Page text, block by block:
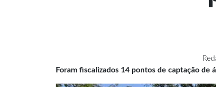
Foram fiscalizados 14 pontos de captação de